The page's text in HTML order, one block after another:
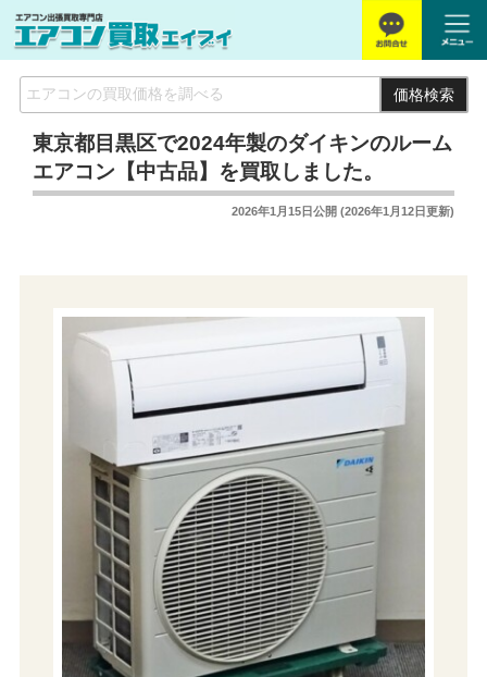
価格検索
東京都目黒区で2024年製のダイキンのルーム
エアコン【中古品】を買取しました。
2026年1月15日公開 (2026年1月12日更新)